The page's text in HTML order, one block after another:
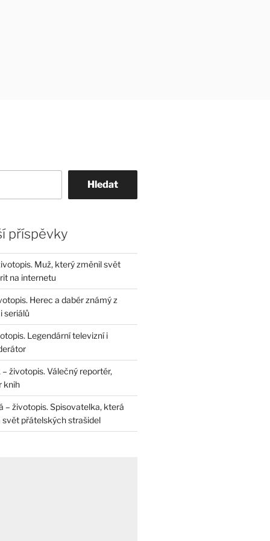
Hledat
příspěvky
Muž, který změnil svět
na internetu
Herec a dabér známý z
seriálů
Legendární televizní i
životopis. Válečný reportér,
knih
– životopis. Spisovatelka, která
přátelských strašidel